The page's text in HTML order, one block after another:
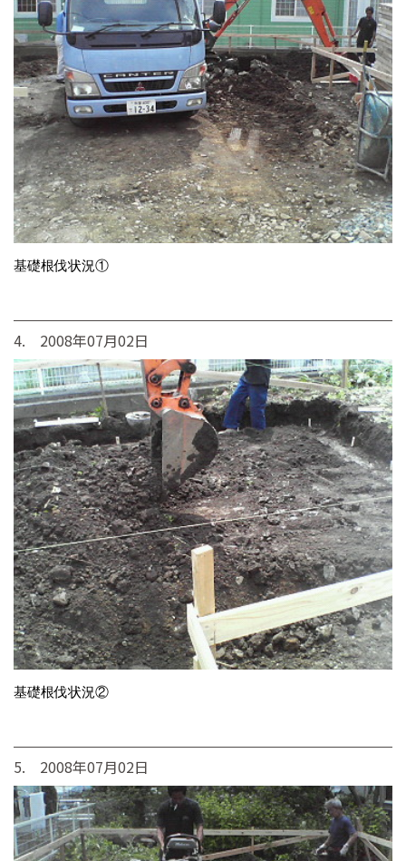
基礎根伐状況①
4. 2008年07月02日
基礎根伐状況②
5. 2008年07月02日